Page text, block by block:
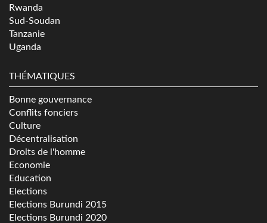
Rwanda
Sud-Soudan
Tanzanie
Uganda
THÉMATIQUES
Bonne gouvernance
Conflits fonciers
Culture
Décentralisation
Droits de l'homme
Economie
Education
Elections
Elections Burundi 2015
Elections Burundi 2020